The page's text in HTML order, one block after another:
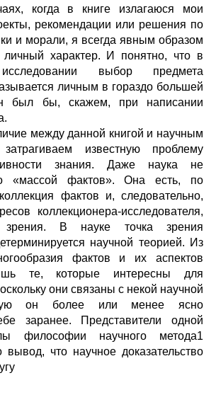
когда в книге излагаюся мои
рекомендации или решения по
и морали, я всегда явным образом
характер. И понятно, что в
исследовании выбор предмета
личным в гораздо большей
был бы, скажем, при написании
между данной книгой и научным
известную проблему
знания. Даже наука не
«массой фактов». Она есть, по
фактов и, следовательно,
коллекционера-исследователя,
В науке точка зрения
научной теорией. Из
фактов и их аспектов
те, которые интересны для
они связаны с некой научной
он более или менее ясно
заранее. Представители одной
философии научного метода1
вывод, что научное доказательство